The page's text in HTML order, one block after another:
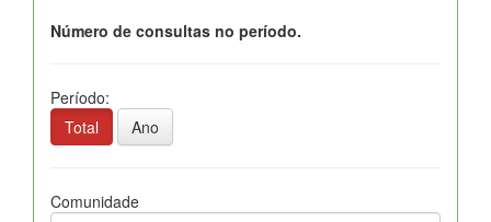
Número de consultas no período.
Período:
Total
Ano
Comunidade